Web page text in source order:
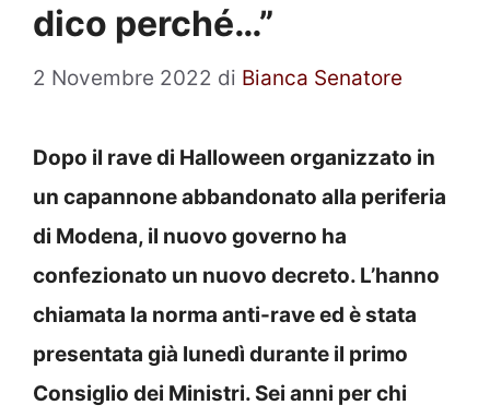
dico perché…”
2 Novembre 2022 di Bianca Senatore
Dopo il rave di Halloween organizzato in
un capannone abbandonato alla periferia
di Modena, il nuovo governo ha
confezionato un nuovo decreto. L’hanno
chiamata la norma anti-rave ed è stata
presentata già lunedì durante il primo
Consiglio dei Ministri. Sei anni per chi